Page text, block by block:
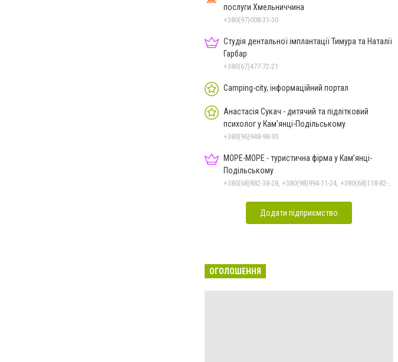
послуги Хмельниччина
+380(97)008-31-30
Студія дентальної імплантації Тимура та Наталії
Гарбар
+380(67)477-72-21
Camping-city, інформаційний портал
Анастасія Сукач - дитячий та підлітковий
психолог у Кам'янці-Подільському
+380(96)948-98-95
МОРЕ-МОРЕ - туристична фірма у Кам’янці-
Подільському
+380(68)882-38-28, +380(98)994-11-24, +380(68)118-82-77
Додати підприємство
ОГОЛОШЕННЯ